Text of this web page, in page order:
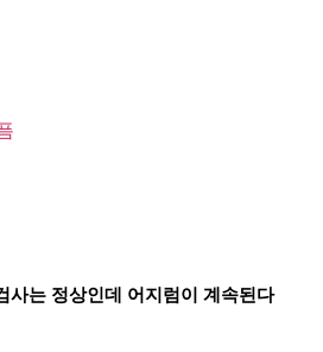
사는 정상인데 어지럼이 계속된다